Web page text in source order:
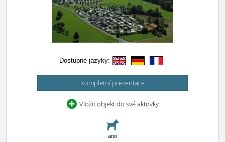
Dostupné jazyky:
Kompletní prezentace
Vložit objekt do své aktovky
ano